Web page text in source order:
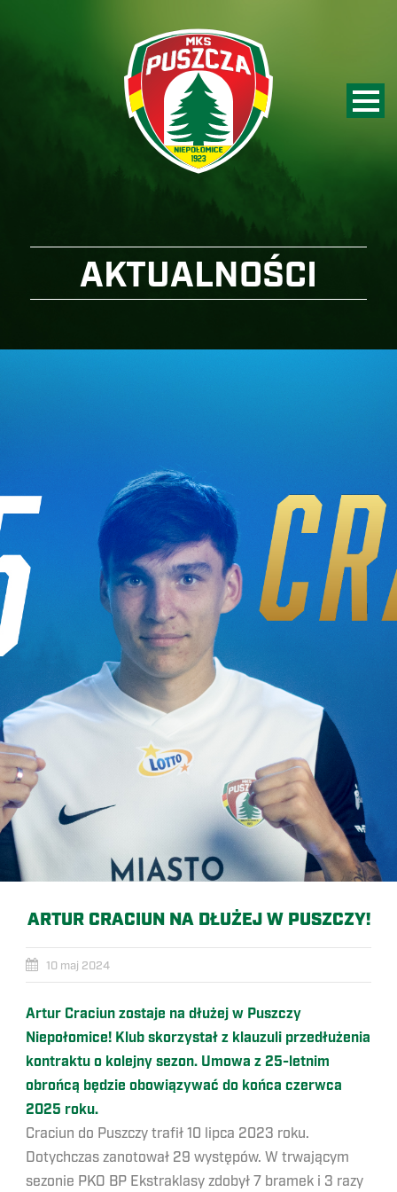
AKTUALNOŚCI
ARTUR CRACIUN NA DŁUŻEJ W PUSZCZY!
10 maj 2024
Artur Craciun zostaje na dłużej w Puszczy
Niepołomice! Klub skorzystał z klauzuli przedłużenia
kontraktu o kolejny sezon. Umowa z 25-letnim
obrońcą będzie obowiązywać do końca czerwca
2025 roku.
Craciun do Puszczy trafił 10 lipca 2023 roku.
Dotychczas zanotował 29 występów. W trwającym
sezonie PKO BP Ekstraklasy zdobył 7 bramek i 3 razy